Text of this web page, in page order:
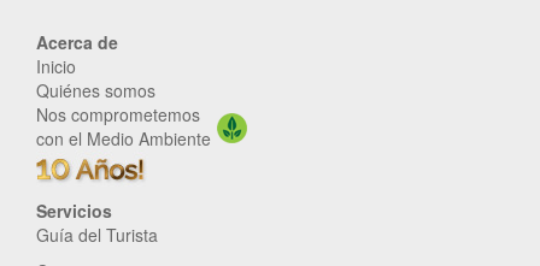
Acerca de
Inicio
Quiénes somos
Nos comprometemos
con el Medio Ambiente
Servicios
Guía del Turista